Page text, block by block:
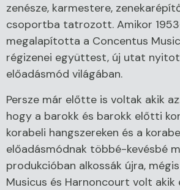
zenésze, karmestere,
csoportba tatrozott. Amikor
megalapította a Concentus
régizenei együttest, új utat
előadásmód világában.
Persze már előtte is voltak akik
hogy a barokk és barokk előtti
korabeli hangszereken és a
előadásmódnak többé-kevésbé
produkcióban alkossák újra,
Musicus és Harnoncourt volt akik